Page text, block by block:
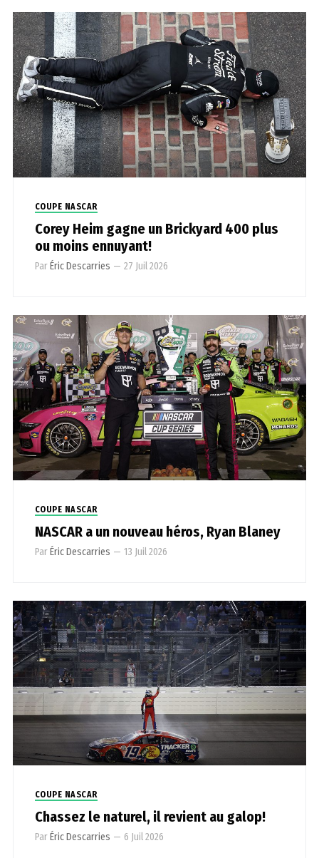
COUPE NASCAR
Corey Heim gagne un Brickyard 400 plus
ou moins ennuyant!
ParÉric Descarries — 27 Juil 2026
COUPE NASCAR
NASCAR a un nouveau héros, Ryan Blaney
ParÉric Descarries — 13 Juil 2026
COUPE NASCAR
Chassez le naturel, il revient au galop!
ParÉric Descarries — 6 Juil 2026